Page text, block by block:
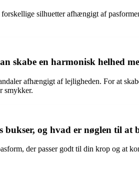
silhuetter afhængigt af
skabe en harmonisk helhed
afhængigt af lejligheden. For at
smykker.
og hvad er nøglen til at
der passer godt til din krop og at